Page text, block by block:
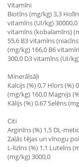
Vitamīni
Biotīns (mg/kg) 3,3
vitamīns (UI/kg)
vitamīns (kobalamīns)
55,6 B3 vitamīns
(mg/kg) 166,0 B6
300,0 D3 vitamīns (UI/
Minerālsāļi
Kalcijs (%) 0,7 Hlors (%)
(mg/kg) 160,0 Magnijs
Kālijs (%) 0,67 Selēns
Citi
Arginīns (%) 1,5 DL-
Zaļās tējas un vīnogu
L-lizīns (%) 1,1 Luteīns
(mg/kg) 3000,0